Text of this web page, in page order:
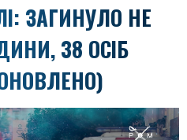
ЗАГИНУЛО НЕ
38 ОСІБ